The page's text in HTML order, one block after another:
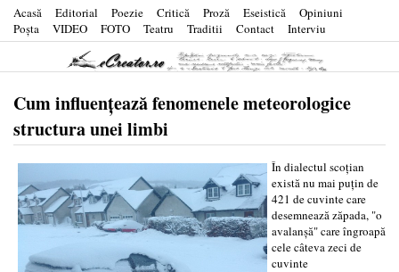
Acasă Editorial Poezie Critică Proză Eseistică
Opiniuni
Poşta
VIDEO FOTO Teatru Traditii Contact Interviu
Cum influenţează fenomenele meteorologice
structura unei limbi
În dialectul scoţian
există nu mai puţin de
421 de cuvinte care
desemnează zăpada, "o
avalanşă" care îngroapă
cele câteva zeci de
cuvinte